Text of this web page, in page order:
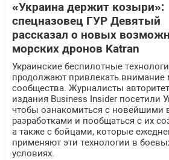
«Украина держит козыри»:
спецназовец ГУР Девятый
рассказал о новых
морских дронов Katran
Украинские беспилотные
продолжают привлекать внимание
сообщества. Журналисты
издания Business Insider посетили
чтобы ознакомиться с новейшими
разработками и пообщаться с их
а также с бойцами, которые
применяют эти технологии в
условиях.